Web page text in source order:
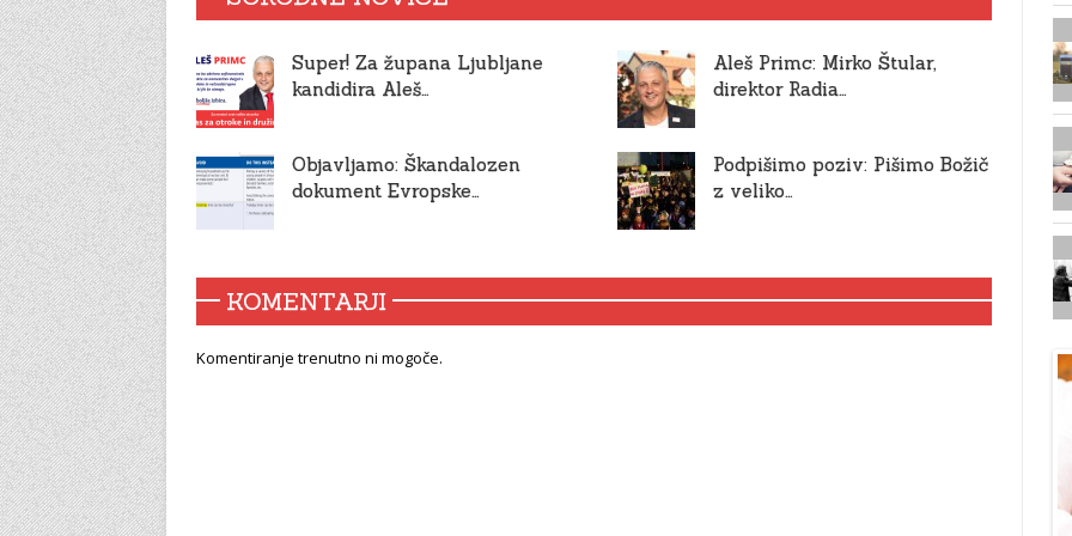
Super! Za župana Ljubljane
kandidira Aleš…
Aleš Primc: Mirko Štular,
direktor Radia…
Objavljamo: Škandalozen
dokument Evropske…
Podpišimo poziv: Pišimo Božič
z veliko…
KOMENTARJI
Komentiranje trenutno ni mogoče.